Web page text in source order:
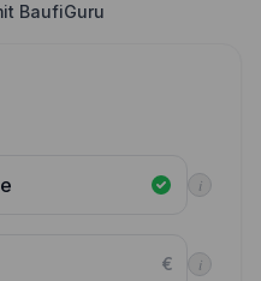
BaufiGuru
i
€ i